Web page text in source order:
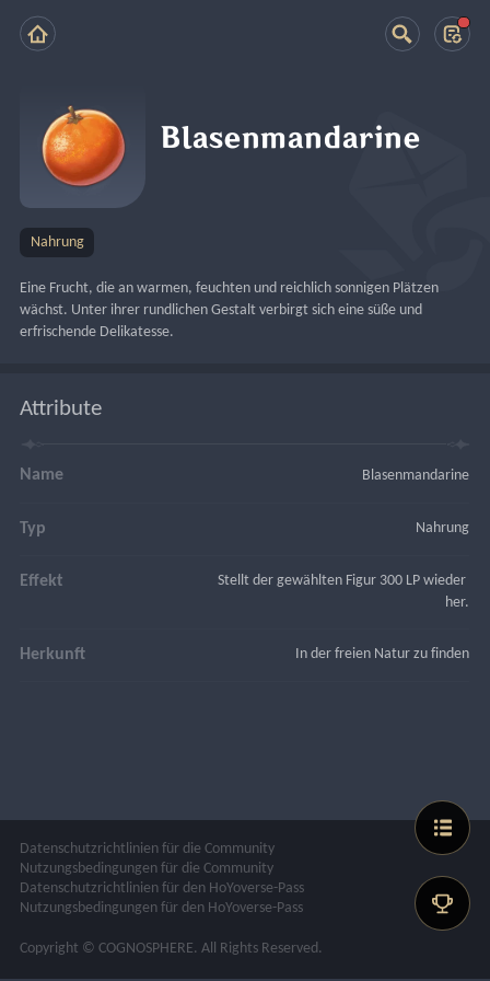
Blasenmandarine
Nahrung
Eine Frucht, die an warmen, feuchten und reichlich sonnigen Plätzen
wächst. Unter ihrer rundlichen Gestalt verbirgt sich eine süße und
erfrischende Delikatesse.
Attribute
Name Blasenmandarine
Typ Nahrung
Effekt
Stellt der gewählten Figur 300 LP wieder
her.
Herkunft In der freien Natur zu finden
Datenschutzrichtlinien für die Community
Nutzungsbedingungen für die Community
Datenschutzrichtlinien für den HoYoverse-Pass
Nutzungsbedingungen für den HoYoverse-Pass
Copyright © COGNOSPHERE. All Rights Reserved.